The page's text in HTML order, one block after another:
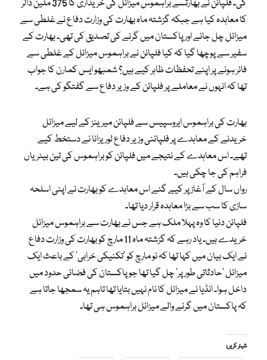
کی۔ فلپائن نے بھارتسے براہموس میزائل کی خریداری کا 375 ملین ڈالر
کا معاہدہ کیا ہے جبکہ گزشتہ ماہ بھارت کی وزارت دفاع نے غلطی سے
میزائل چل جانے اور پاکستان میں گرنے کی تصدیق کی تھی۔ بھارت کے
سفیر سے پوچھا گیا کہ کیا فلپائن نے براہموس میزائل کے غلطی سے
فائر ہونے پر اپنے تحفظات ظاہر کیے ہیں؟ شمبھو ایس کمارن کا جواب
تھا کہ انہوں نے معاملے پر فلپائن کے وزیر دفاع سے گفتگو کی ہے۔
بھارت کی براہموس ایروسپیس سے فلپائن میرینز کے لیے میزائل
خریدنے کے معاہدے پر فلپائنی وزیر دفاع لوریزانا نے دستخط کیے
تھے۔ اس معاہدے کے نتیجے میں فلپائن کو براہموس کی تین بیٹریاں
فراہم کی جا چکی ہیں۔
رواں سال کے آغاز پر کیے گئے اس معاہدے کو بھارت نے اپنی اسلحہ
سازی کا سب سے بڑا معاہدہ قرار دیا تھا۔
فلپائن دنیا کا وہ پہلا ملک ہے جس نے بھارت سے براہموس میزائل
خریدے ہیں۔ یاد رہے کہ گزشتہ ماہ 11 مارچ کو بھارت کی وزارت دفاع
نے ایک بیان میں کہا تھا کہ نو مارچ کو ’تکنیکی خرابی‘ کے باعث ایک
میزائل ’حادثاتی طور پر‘ چل گیا تھا جو پاکستان کی فضائی حدود میں
داخل ہوا۔ انڈیا نے میزائل کا نام نہیں بتایا تھا تاہم یہ سمجھا جاتا ہے
کہ پاکستان میں گرنے والے میزائل براہموس ہی تھا۔
شیئر کریں: